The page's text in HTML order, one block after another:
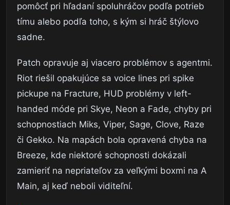
pomôcť pri hľadaní spoluhráčov podľa potrieb
tímu alebo podľa toho, s kým si hráč štýlovo
sadne.
Patch opravuje aj viacero problémov s agentmi.
Riot riešil opakujúce sa voice lines pri spike
pickupe na Fracture, HUD problémy v left-
handed móde pri Skye, Neon a Fade, chyby pri
schopnostiach Miks, Viper, Sage, Clove, Raze
či Gekko. Na mapách bola opravená chyba na
Breeze, kde niektoré schopnosti dokázali
zamieriť na nepriateľov za veľkými boxmi na A
Main, aj keď neboli viditeľní.